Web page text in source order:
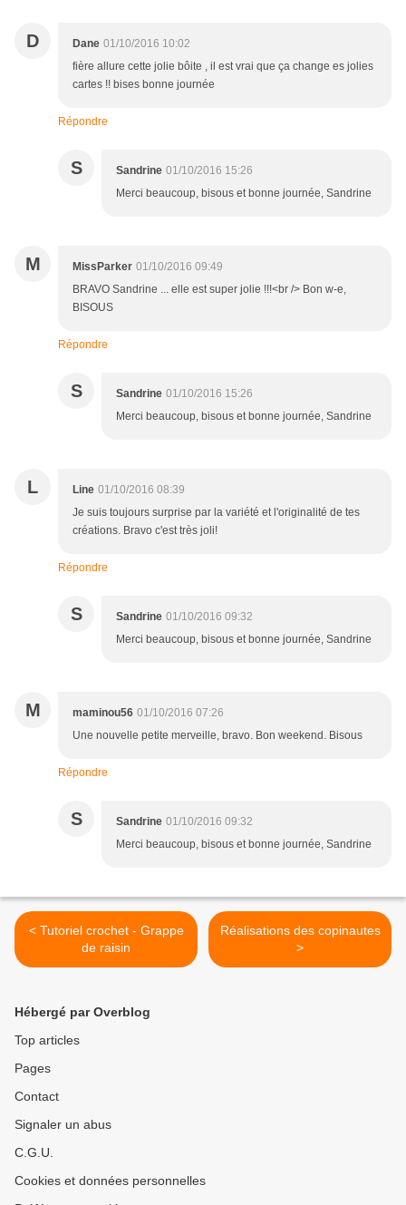
D Dane 01/10/2016 10:02
fière allure cette jolie bôite , il est vrai que ça change es jolies
cartes !! bises bonne journée
Répondre
S Sandrine 01/10/2016 15:26
Merci beaucoup, bisous et bonne journée, Sandrine
M MissParker 01/10/2016 09:49
BRAVO Sandrine ... elle est super jolie !!!<br /> Bon w-e,
BISOUS
Répondre
S Sandrine 01/10/2016 15:26
Merci beaucoup, bisous et bonne journée, Sandrine
L Line 01/10/2016 08:39
Je suis toujours surprise par la variété et l'originalité de tes
créations. Bravo c'est très joli!
Répondre
S Sandrine 01/10/2016 09:32
Merci beaucoup, bisous et bonne journée, Sandrine
M maminou56 01/10/2016 07:26
Une nouvelle petite merveille, bravo. Bon weekend. Bisous
Répondre
S Sandrine 01/10/2016 09:32
Merci beaucoup, bisous et bonne journée, Sandrine
< Tutoriel crochet - Grappe
de raisin
Réalisations des copinautes
>
Hébergé par Overblog
Top articles
Pages
Contact
Signaler un abus
C.G.U.
Cookies et données personnelles